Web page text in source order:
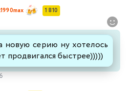
1 810
новую серию ну хотелось
продвигался быстрее)))))